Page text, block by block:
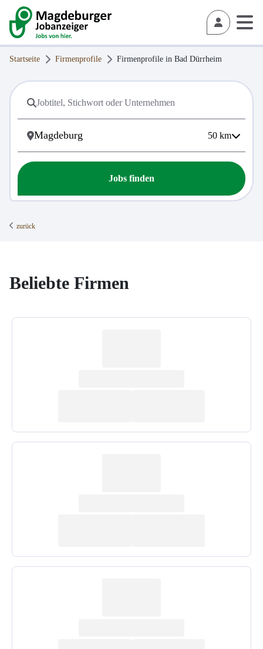
Startseite Firmenprofile Firmenprofile in Bad Dürrheim
50 km
Jobs finden
zurück
Beliebte Firmen